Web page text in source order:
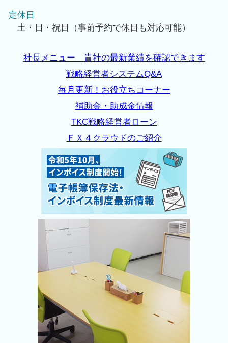
定休日
土・日・祝日（事前予約で休日も対応可能）
社長メニュー 貴社の最新業績を確認できます
戦略経営者システムQ&A
毎月更新！お役立ちコーナー
補助金・助成金情報
TKC戦略経営者ローン
ＦＸ４クラウドのご紹介